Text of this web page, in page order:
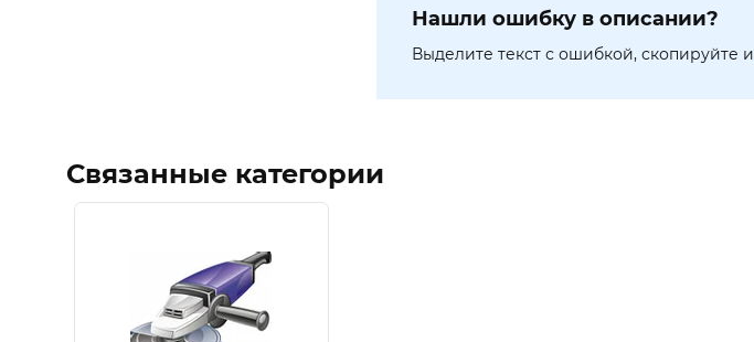
Нашли ошибку в описании?
Выделите текст с ошибкой, скопируйте и
Связанные категории